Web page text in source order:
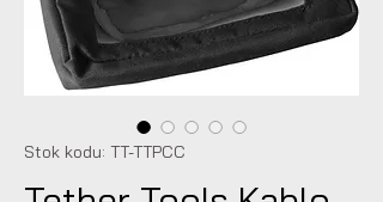
Stok kodu: TT-TTPCC